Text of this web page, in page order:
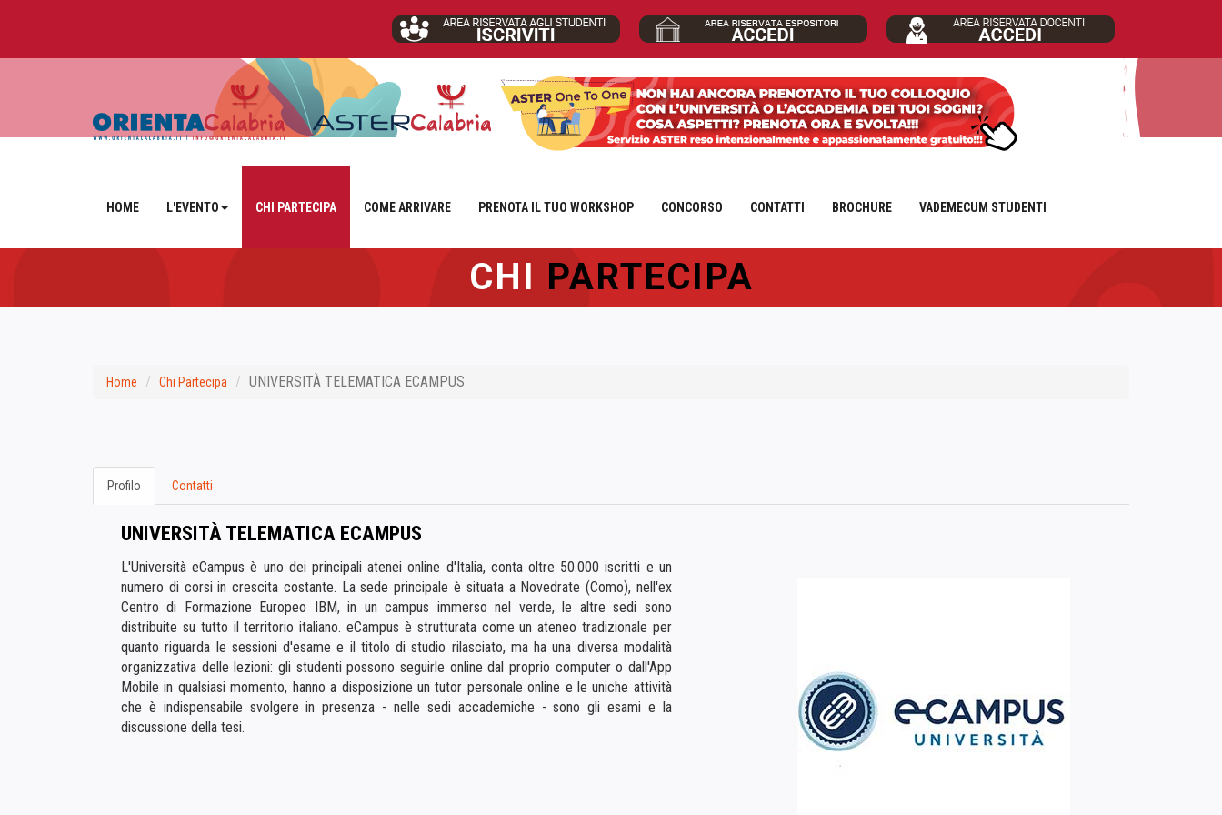
HOME L'EVENTO CHI PARTECIPA COME ARRIVARE PRENOTA IL TUO WORKSHOP CONCORSO CONTATTI BROCHURE VADEMECUM STUDENTI
CHI PARTECIPA
Home Chi Partecipa UNIVERSITÀ TELEMATICA ECAMPUS
Profilo Contatti
UNIVERSITÀ TELEMATICA ECAMPUS
L'Università eCampus è uno dei principali atenei online d'Italia, conta oltre 50.000 iscritti e un
numero di corsi in crescita costante. La sede principale è situata a Novedrate (Como), nell'ex
Centro di Formazione Europeo IBM, in un campus immerso nel verde, le altre sedi sono
distribuite su tutto il territorio italiano. eCampus è strutturata come un ateneo tradizionale per
quanto riguarda le sessioni d'esame e il titolo di studio rilasciato, ma ha una diversa modalità
organizzativa delle lezioni: gli studenti possono seguirle online dal proprio computer o dall'App
Mobile in qualsiasi momento, hanno a disposizione un tutor personale online e le uniche attività
che è indispensabile svolgere in presenza - nelle sedi accademiche - sono gli esami e la
discussione della tesi.